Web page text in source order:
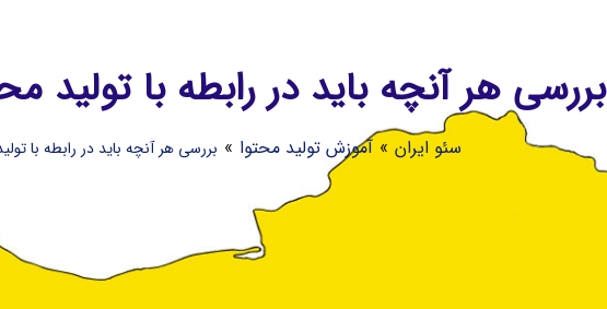
بررسی هر آنچه باید در رابطه با تولید
سئو ایران » آموزش تولید محتوا » بررسی هر آنچه باید در رابطه با